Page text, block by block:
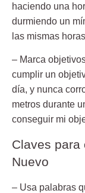
haciendo una
durmiendo un
las mismas
– Marca
cumplir un
día, y nunca
metros durante
conseguir mi
Claves para
Nuevo
– Usa palabras